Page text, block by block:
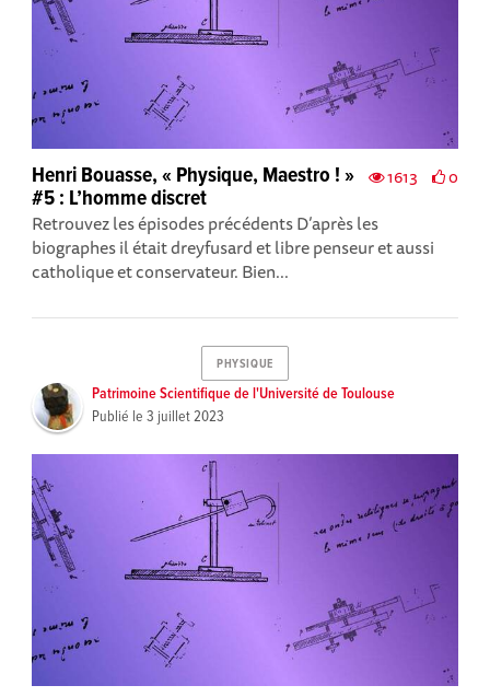
1613 0
Henri Bouasse, « Physique, Maestro ! »
#5 : L’homme discret
Retrouvez les épisodes précédents D’après les
biographes il était dreyfusard et libre penseur et aussi
catholique et conservateur. Bien...
PHYSIQUE
Patrimoine Scientifique de l'Université de Toulouse
Publié le 3 juillet 2023